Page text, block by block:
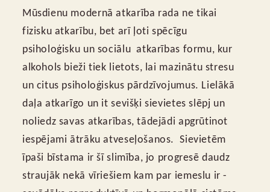
Mūsdienu modernā atkarība rada ne tikai
fizisku atkarību, bet arī ļoti spēcīgu
psiholoģisku un sociālu atkarības formu, kur
alkohols bieži tiek lietots, lai mazinātu stresu
un citus psiholoģiskus pārdzīvojumus. Lielākā
daļa atkarīgo un it sevišķi sievietes slēpj un
noliedz savas atkarības, tādejādi apgrūtinot
iespējami ātrāku atveseļošanos. Sievietēm
īpaši bīstama ir šī slimība, jo progresē daudz
straujāk nekā vīriešiem kam par iemeslu ir -